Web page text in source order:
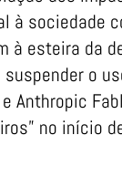
à sociedade
à esteira da
suspender o
Anthropic
no início